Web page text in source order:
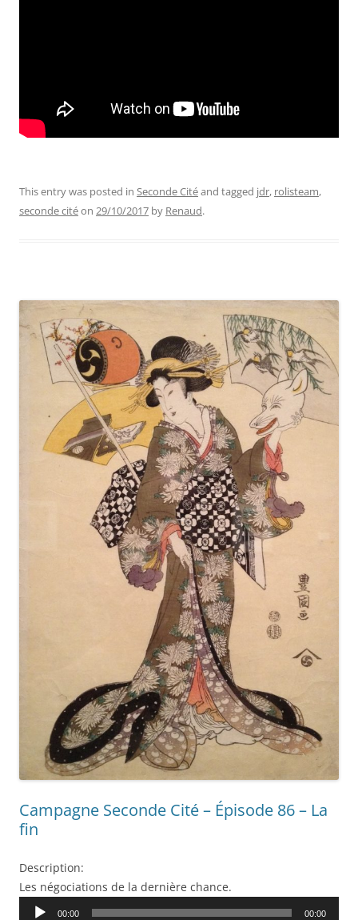
This entry was posted in Seconde Citéand tagged jdr, rolisteam,
seconde citéon 29/10/2017 by Renaud.
Campagne Seconde Cité – Épisode 86 – La
fin
Description:
Les négociations de la dernière chance.
Audio
00:00 00:00